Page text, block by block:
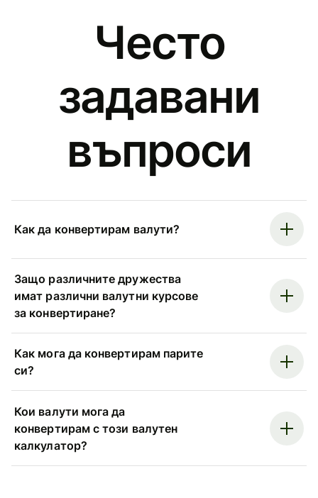
Често
задавани
въпроси
Как да конвертирам валути?
Защо различните дружества
имат различни валутни курсове
за конвертиране?
Как мога да конвертирам парите
си?
Кои валути мога да
конвертирам с този валутен
калкулатор?